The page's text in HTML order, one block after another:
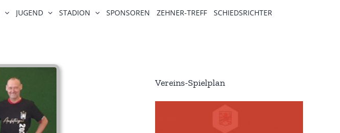
JUGEND STADION SPONSOREN ZEHNER-TREFF SCHIEDSRICHTER
Vereins-Spielplan